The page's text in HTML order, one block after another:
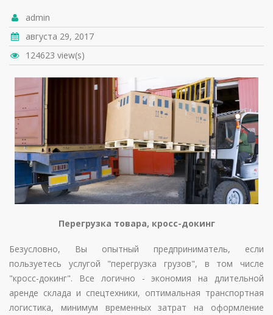
admin
августа 29, 2017
124623 view(s)
Перегрузка товара, кросс-докинг
Безусловно, Вы опытный предприниматель, если
пользуетесь услугой "перегрузка грузов", в том числе
"кросс-докинг". Все логично - экономия на длительной
аренде склада и спецтехники, оптимальная транспортная
логистика, минимум временных затрат на оформление